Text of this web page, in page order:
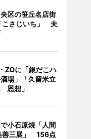
区の笹丘名店街
こさじいち」 夫
ZOに「銀だこハ
場」「久留米立
恩想」
小石原焼「人間
善三展」 156点